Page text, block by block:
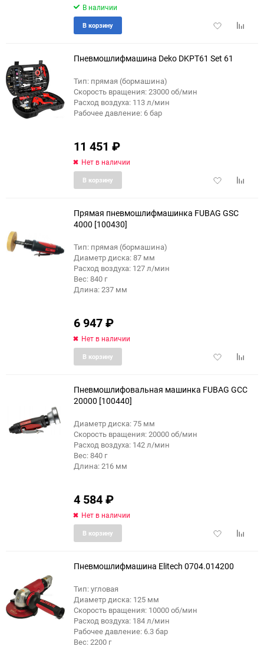
В наличии
Добавить
В корзину
Пневмошлифмашина Deko DKPT61 Set 61
Тип: прямая (бормашина)
Скорость вращения: 23000 об/мин
Расход воздуха: 113 л/мин
Рабочее давление: 6 бар
11 451 ₽
Нет в наличии
Добавить
В корзину
Прямая пневмошлифмашинка FUBAG GSC
4000 [100430]
Тип: прямая (бормашина)
Диаметр диска: 87 мм
Расход воздуха: 127 л/мин
Вес: 840 г
Длина: 237 мм
6 947₽
Нет в наличии
Добавить
В корзину
Пневмошлифовальная машинка FUBAG GСC
20000 [100440]
Диаметр диска: 75 мм
Скорость вращения: 20000 об/мин
Расход воздуха: 142 л/мин
Вес: 840 г
Длина: 216 мм
4 584₽
Нет в наличии
Добавить
В корзину
Пневмошлифмашина Elitech 0704.014200
Тип: угловая
Диаметр диска: 125 мм
Скорость вращения: 10000 об/мин
Расход воздуха: 184 л/мин
Рабочее давление: 6.3 бар
Вес: 2200 г